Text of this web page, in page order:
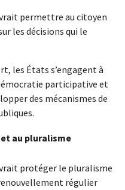
permettre au citoyen
les décisions qui le
les États s’engagent à
participative et
des mécanismes de
au pluralisme
protéger le pluralisme
régulier